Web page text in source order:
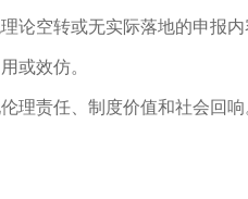
论空转或无实际落地的申报内
或效仿。
理责任、制度价值和社会回响